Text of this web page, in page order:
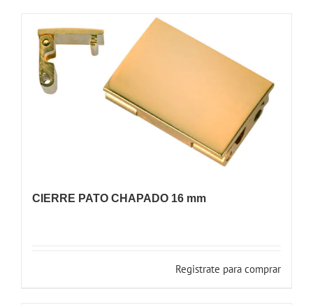
CIERRE PATO CHAPADO 16 mm
Registrate para comprar